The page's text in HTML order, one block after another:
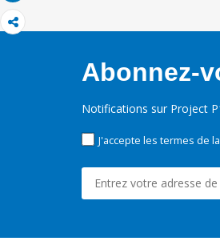
Abonnez-
Notifications sur Project
J'accepte les termes de la